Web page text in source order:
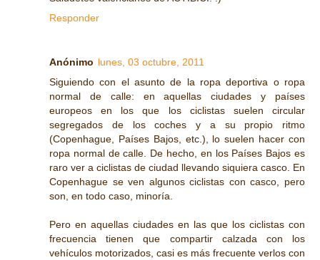
Responder
Anónimo lunes, 03 octubre, 2011
Siguiendo con el asunto de la ropa deportiva o ropa
normal de calle: en aquellas ciudades y países
europeos en los que los ciclistas suelen circular
segregados de los coches y a su propio ritmo
(Copenhague, Países Bajos, etc.), lo suelen hacer con
ropa normal de calle. De hecho, en los Países Bajos es
raro ver a ciclistas de ciudad llevando siquiera casco. En
Copenhague se ven algunos ciclistas con casco, pero
son, en todo caso, minoría.
Pero en aquellas ciudades en las que los ciclistas con
frecuencia tienen que compartir calzada con los
vehículos motorizados, casi es más frecuente verlos con